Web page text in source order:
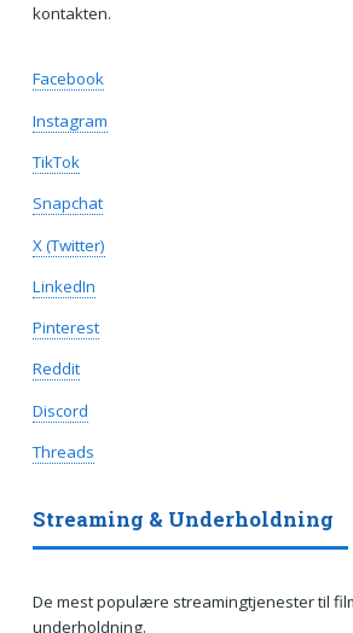
kontakten.
Facebook
Instagram
TikTok
Snapchat
X (Twitter)
LinkedIn
Pinterest
Reddit
Discord
Threads
Streaming & Underholdning
De mest populære streamingtjenester til
underholdning.